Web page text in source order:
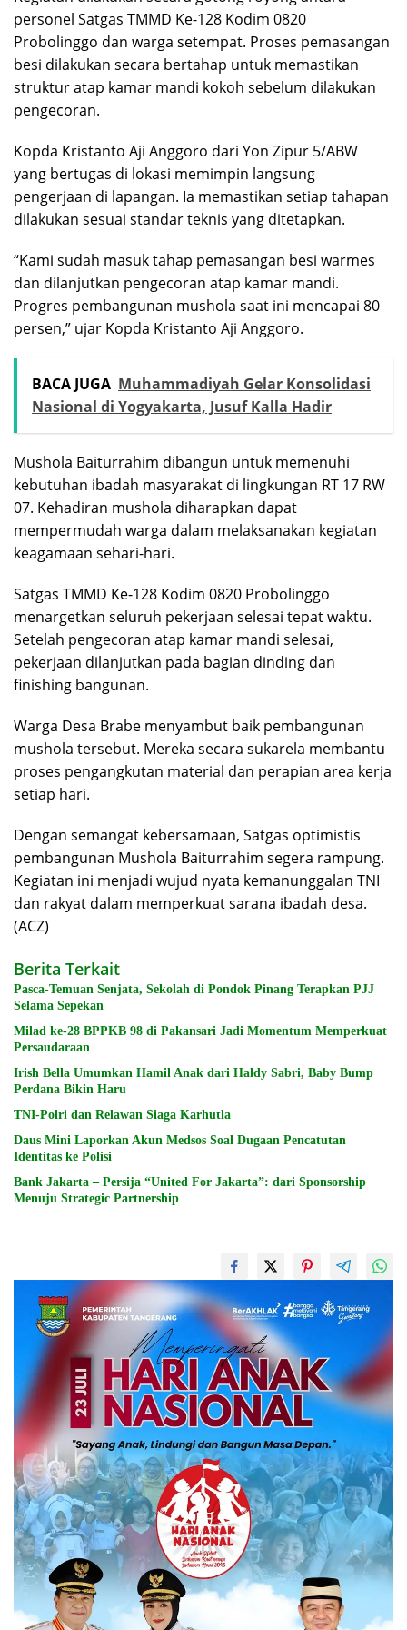
personel Satgas TMMD Ke-128 Kodim 0820
Probolinggo dan warga setempat. Proses pemasangan
besi dilakukan secara bertahap untuk memastikan
struktur atap kamar mandi kokoh sebelum dilakukan
pengecoran.
Kopda Kristanto Aji Anggoro dari Yon Zipur 5/ABW
yang bertugas di lokasi memimpin langsung
pengerjaan di lapangan. Ia memastikan setiap tahapan
dilakukan sesuai standar teknis yang ditetapkan.
“Kami sudah masuk tahap pemasangan besi warmes
dan dilanjutkan pengecoran atap kamar mandi.
Progres pembangunan mushola saat ini mencapai 80
persen,” ujar Kopda Kristanto Aji Anggoro.
BACA JUGA Muhammadiyah Gelar Konsolidasi
Nasional di Yogyakarta, Jusuf Kalla Hadir
Mushola Baiturrahim dibangun untuk memenuhi
kebutuhan ibadah masyarakat di lingkungan RT 17 RW
07. Kehadiran mushola diharapkan dapat
mempermudah warga dalam melaksanakan kegiatan
keagamaan sehari-hari.
Satgas TMMD Ke-128 Kodim 0820 Probolinggo
menargetkan seluruh pekerjaan selesai tepat waktu.
Setelah pengecoran atap kamar mandi selesai,
pekerjaan dilanjutkan pada bagian dinding dan
finishing bangunan.
Warga Desa Brabe menyambut baik pembangunan
mushola tersebut. Mereka secara sukarela membantu
proses pengangkutan material dan perapian area kerja
setiap hari.
Dengan semangat kebersamaan, Satgas optimistis
pembangunan Mushola Baiturrahim segera rampung.
Kegiatan ini menjadi wujud nyata kemanunggalan TNI
dan rakyat dalam memperkuat sarana ibadah desa.
(ACZ)
Berita Terkait
Pasca-Temuan Senjata, Sekolah di Pondok Pinang Terapkan PJJ
Selama Sepekan
Milad ke-28 BPPKB 98 di Pakansari Jadi Momentum Memperkuat
Persaudaraan
Irish Bella Umumkan Hamil Anak dari Haldy Sabri, Baby Bump
Perdana Bikin Haru
TNI-Polri dan Relawan Siaga Karhutla
Daus Mini Laporkan Akun Medsos Soal Dugaan Pencatutan
Identitas ke Polisi
Bank Jakarta – Persija “United For Jakarta”: dari Sponsorship
Menuju Strategic Partnership